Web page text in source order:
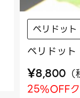
ペリドット
ペリドッ
¥8,800 （
25%OFF